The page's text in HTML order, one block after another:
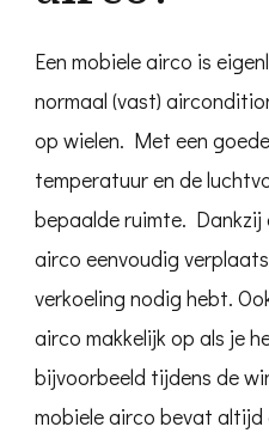
Een mobiele airco is
normaal (vast)
op wielen. Met een
temperatuur en de
bepaalde ruimte. Dankzij
airco eenvoudig
verkoeling nodig hebt.
airco makkelijk op als je
bijvoorbeeld tijdens de
mobiele airco bevat altijd